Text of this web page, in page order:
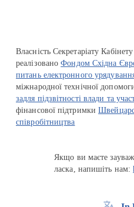
Власність Секретаріату
реалізованоФондом Східна
питань електронного
міжнародної технічної
задля підзвітності влади та
фінансової підтримки
співробітництва
Якщо ви маєте
ласка, напишіть нам: